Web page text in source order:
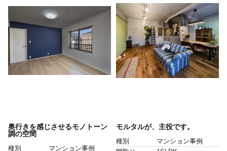
奥行きを感じさせるモノトーン
調の空間
種別
マンション事例
モルタルが、主役です。
種別
マンション事例